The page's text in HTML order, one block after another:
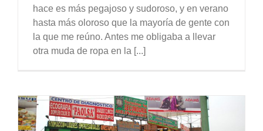
hace es más pegajoso y sudoroso, y en verano
hasta más oloroso que la mayoría de gente con
la que me reúno. Antes me obligaba a llevar
otra muda de ropa en la [...]